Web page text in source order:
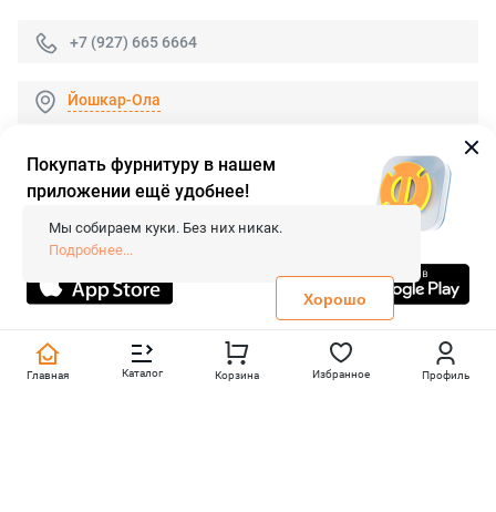
+7 (927) 665 6664
Йошкар-Ола
© 2026 «FieraShop.ru»
Сопровождение сайта
- Вебформат.
Все права защищены.
Не является публичной офертой
Политика конфиденциальности
Главная Каталог Корзина Избранное Профиль
Покупать фурнитуру в нашем
приложении ещё удобнее!
Мы собираем куки. Без них никак.
Подробнее...
Хорошо